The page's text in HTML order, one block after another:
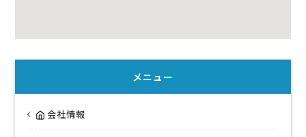
メニュー
会社情報